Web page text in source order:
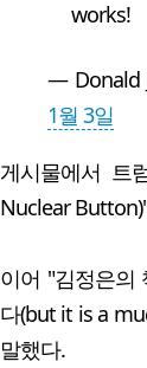
works!
— Donald
1월 3일
게시물에서 트
Nuclear
이어 "김정은의
다(but it is a
말했다.